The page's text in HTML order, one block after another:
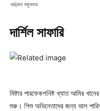
অঙ্কিত মজুমদার
দার্শিল সাফারি
মিষ্টার পারফেকশনিষ্ট খ্যাত আমির
শুরু। শিশু অভিনেতাদের জন্য ভাল